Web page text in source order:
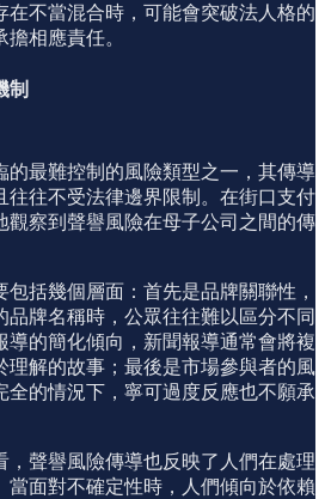
在不當混合時，可能會突破法人格的
相應責任。
制
的最難控制的風險類型之一，其傳導
往往不受法律邊界限制。在街口支付
觀察到聲譽風險在母子公司之間的傳
括幾個層面：首先是品牌關聯性，
品牌名稱時，公眾往往難以區分不同
導的簡化傾向，新聞報導通常會將複
理解的故事；最後是市場參與者的風
全的情況下，寧可過度反應也不願承
，聲譽風險傳導也反映了人們在處理
當面對不確定性時，人們傾向於依賴